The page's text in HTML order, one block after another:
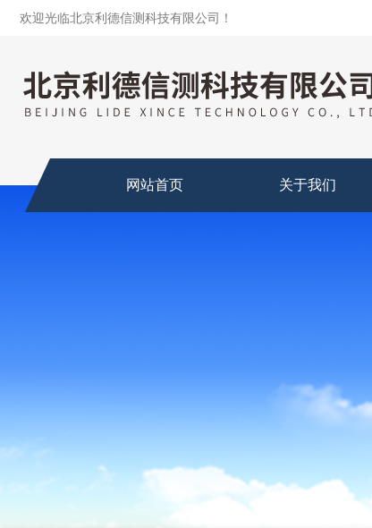
欢迎光临北京利德信测科技有限公司！
网站首页 关于我们